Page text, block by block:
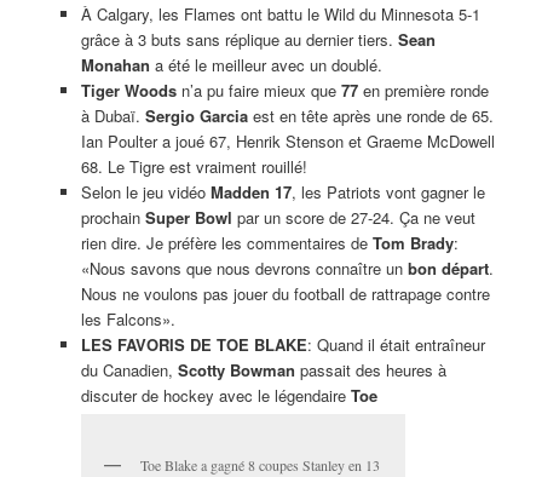
À Calgary, les Flames ont battu le Wild du Minnesota 5-1
grâce à 3 buts sans réplique au dernier tiers. Sean
Monahan a été le meilleur avec un doublé.
Tiger Woods n’a pu faire mieux que 77en première ronde
à Dubaï. Sergio Garciaest en tête après une ronde de 65.
Ian Poulter a joué 67, Henrik Stenson et Graeme McDowell
68. Le Tigre est vraiment rouillé!
Selon le jeu vidéo Madden 17, les Patriots vont gagner le
prochain Super Bowl par un score de 27-24. Ça ne veut
rien dire. Je préfère les commentaires de Tom Brady:
«Nous savons que nous devrons connaître un bon départ.
Nous ne voulons pas jouer du football de rattrapage contre
les Falcons».
LES FAVORIS DE TOE BLAKE: Quand il était entraîneur
du Canadien, Scotty Bowman passait des heures à
discuter de hockey avec le légendaire Toe
Toe Blake a gagné 8 coupes Stanley en 13